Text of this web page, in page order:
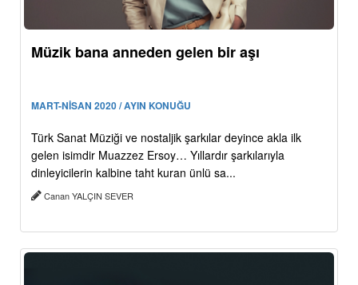
Müzik bana anneden gelen bir aşı
MART-NİSAN 2020 / AYIN KONUĞU
Türk Sanat Müziği ve nostaljik şarkılar deyince akla ilk
gelen isimdir Muazzez Ersoy… Yıllardır şarkılarıyla
dinleyicilerin kalbine taht kuran ünlü sa...
Canan YALÇIN SEVER